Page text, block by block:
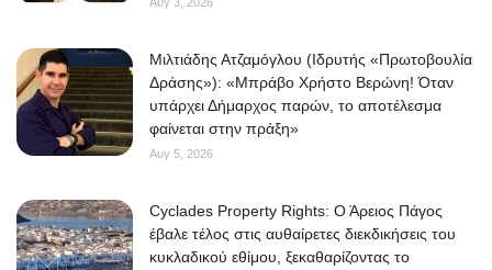
Μιλτιάδης Ατζαμόγλου (Ιδρυτής «Πρωτοβουλία
Δράσης»): «Μπράβο Χρήστο Βερώνη! Όταν
υπάρχει Δήμαρχος παρών, το αποτέλεσμα
φαίνεται στην πράξη»
Αυγ 5, 2026
Cyclades Property Rights: Ο Άρειος Πάγος
έβαλε τέλος στις αυθαίρετες διεκδικήσεις του
κυκλαδικού εθίμου, ξεκαθαρίζοντας το